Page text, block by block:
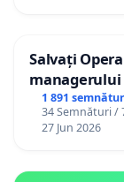
Salvați
managerului
1 891
34 Semnături /
27 Jun 2026